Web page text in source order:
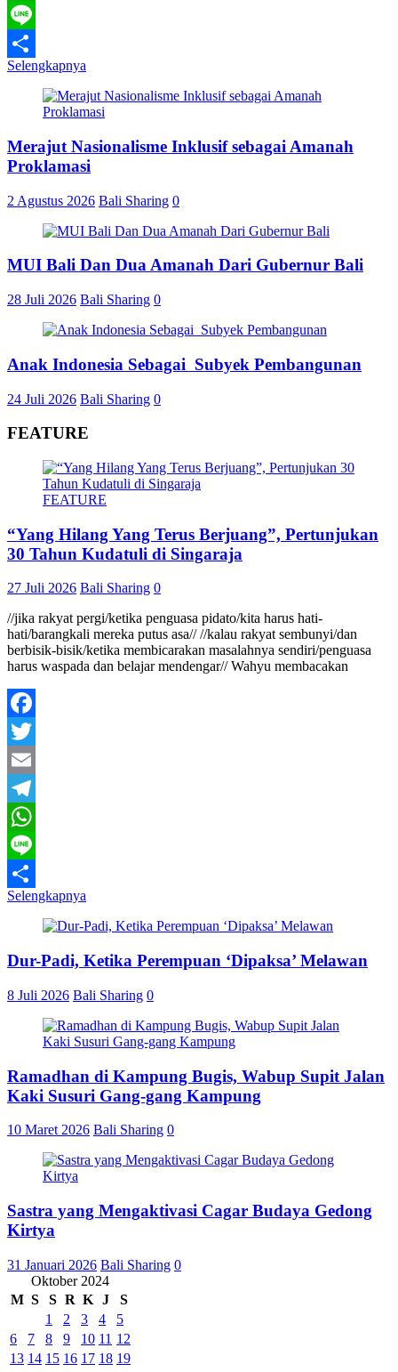
WhatsApp
Line
Share
Selengkapnya
Merajut Nasionalisme Inklusif sebagai Amanah
Proklamasi
2 Agustus 2026 Bali Sharing 0
MUI Bali Dan Dua Amanah Dari Gubernur Bali
28 Juli 2026 Bali Sharing 0
Anak Indonesia Sebagai Subyek Pembangunan
24 Juli 2026 Bali Sharing 0
FEATURE
FEATURE
“Yang Hilang Yang Terus Berjuang”, Pertunjukan
30 Tahun Kudatuli di Singaraja
27 Juli 2026 Bali Sharing 0
//jika rakyat pergi/ketika penguasa pidato/kita harus hati-
hati/barangkali mereka putus asa// //kalau rakyat sembunyi/dan
berbisik-bisik/ketika membicarakan masalahnya sendiri/penguasa
harus waspada dan belajar mendengar// Wahyu membacakan
Facebook
Twitter
Email
Telegram
WhatsApp
Line
Share
Selengkapnya
Dur-Padi, Ketika Perempuan ‘Dipaksa’ Melawan
8 Juli 2026 Bali Sharing 0
Ramadhan di Kampung Bugis, Wabup Supit Jalan
Kaki Susuri Gang-gang Kampung
10 Maret 2026 Bali Sharing 0
Sastra yang Mengaktivasi Cagar Budaya Gedong
Kirtya
31 Januari 2026 Bali Sharing 0
Oktober 2024
M S S R K J
S
1
2 3 4
5
6
7 8 9 10 11 12
13 14 15 16 17 18 19